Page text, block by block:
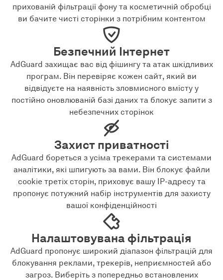
прихованій фільтрації фону та косметичній обробці
ви бачите чисті сторінки з потрібним контентом
Безпечний Інтернет
AdGuard захищає вас від фішингу та атак шкідливих
програм. Він перевіряє кожен сайт, який ви
відвідуєте на наявність зловмисного вмісту у
постійно оновлюваній базі даних та блокує запити з
небезпечних сторінок
Захист приватності
AdGuard бореться з усіма трекерами та системами
аналітики, які шпигують за вами. Він блокує файли
cookie третіх сторін, приховує вашу IP-адресу та
пропонує потужний набір інструментів для захисту
вашої конфіденційності
Налаштовувана фільтрація
AdGuard пропонує широкий діапазон фільтрацій для
блокування реклами, трекерів, неприємностей або
загроз. Виберіть з попередньо встановлених